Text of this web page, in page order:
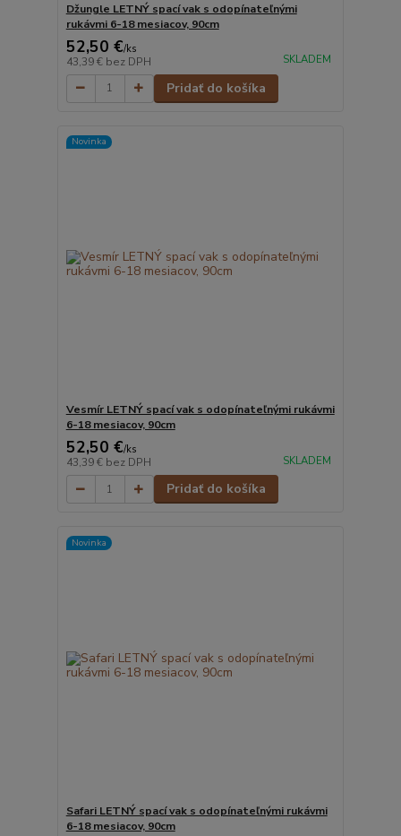
Džungle LETNÝ spací vak s odopínateľnými
rukávmi 6-18 mesiacov, 90cm
52,50 €/ks
43,39 € bez DPH SKLADEM
Pridať do košíka
Novinka
Vesmír LETNÝ spací vak s odopínateľnými rukávmi
6-18 mesiacov, 90cm
52,50 €/ks
43,39 € bez DPH SKLADEM
Pridať do košíka
Novinka
Safari LETNÝ spací vak s odopínateľnými rukávmi
6-18 mesiacov, 90cm